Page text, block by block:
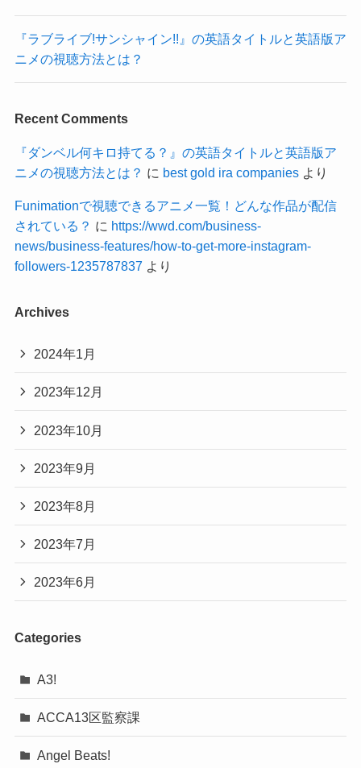
『ラブライブ!サンシャイン!!』の英語タイトルと英語版ア
ニメの視聴方法とは？
Recent Comments
『ダンベル何キロ持てる？』の英語タイトルと英語版ア
ニメの視聴方法とは？ に best gold ira companiesより
Funimationで視聴できるアニメ一覧！どんな作品が配信
されている？ に https://wwd.com/business-
news/business-features/how-to-get-more-instagram-
followers-1235787837 より
Archives
2024年1月
2023年12月
2023年10月
2023年9月
2023年8月
2023年7月
2023年6月
Categories
A3!
ACCA13区監察課
Angel Beats!